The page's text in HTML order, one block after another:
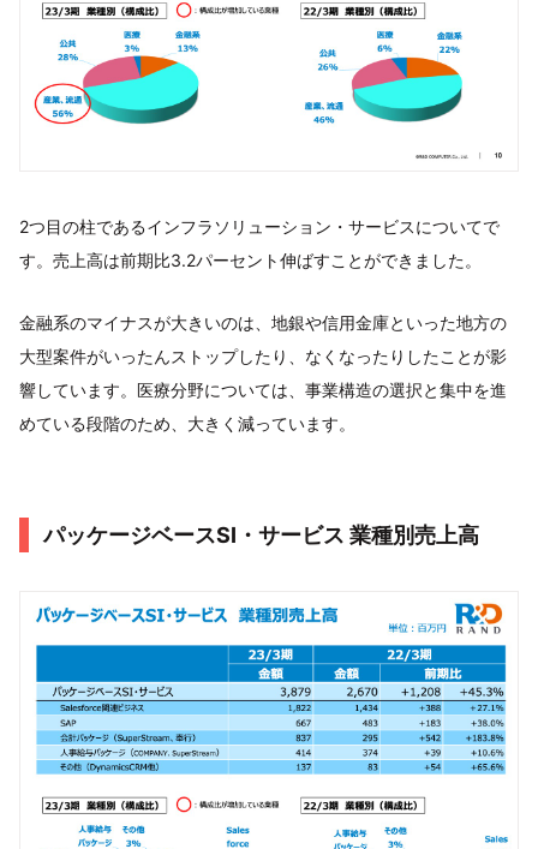
2つ目の柱であるインフラソリューション・サービスについてで
す。売上高は前期比3.2パーセント伸ばすことができました。
金融系のマイナスが大きいのは、地銀や信用金庫といった地方の
大型案件がいったんストップしたり、なくなったりしたことが影
響しています。医療分野については、事業構造の選択と集中を進
めている段階のため、大きく減っています。
パッケージベースSI・サービス 業種別売上高